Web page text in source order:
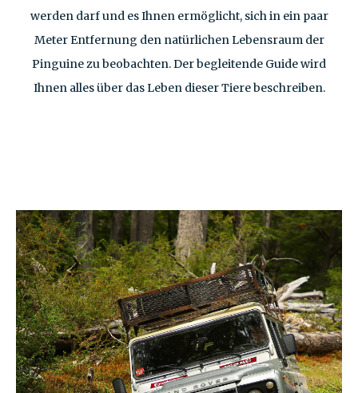
werden darf und es Ihnen ermöglicht, sich in ein paar
Meter Entfernung den natürlichen Lebensraum der
Pinguine zu beobachten. Der begleitende Guide wird
Ihnen alles über das Leben dieser Tiere beschreiben.